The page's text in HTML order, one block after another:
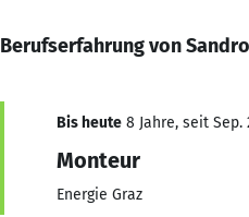
Berufserfahrung von
Bis heute 8 Jahre, seit Sep.
Monteur
Energie Graz